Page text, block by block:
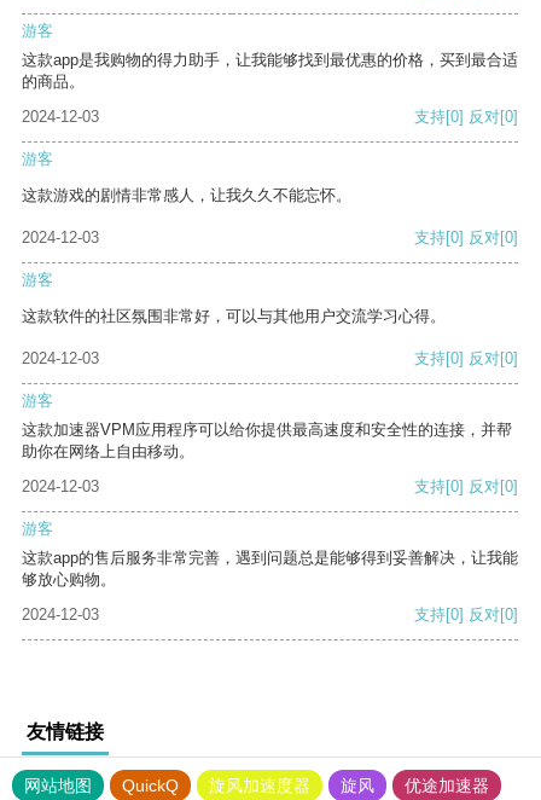
游客
这款app是我购物的得力助手，让我能够找到最优惠的价格，买到最合适
的商品。
2024-12-03
支持[0] 反对[0]
游客
这款游戏的剧情非常感人，让我久久不能忘怀。
2024-12-03 支持[0] 反对[0]
游客
这款软件的社区氛围非常好，可以与其他用户交流学习心得。
2024-12-03 支持[0] 反对[0]
游客
这款加速器VPM应用程序可以给你提供最高速度和安全性的连接，并帮
助你在网络上自由移动。
2024-12-03
支持[0] 反对[0]
游客
这款app的售后服务非常完善，遇到问题总是能够得到妥善解决，让我能
够放心购物。
2024-12-03
支持[0] 反对[0]
友情链接
网站地图 QuickQ 旋风加速度器 旋风 优途加速器